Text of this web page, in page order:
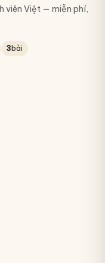
viên Việt — miễn phí,
3 bài